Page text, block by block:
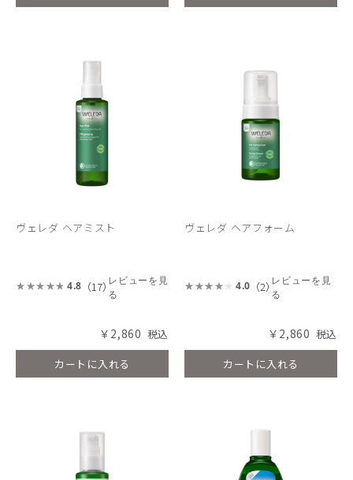
ヴェレダ ヘアミスト
4.8 （17） レビューを見
る
￥2,860
カートに入れる
ヴェレダ ヘアフォーム
4.0 （2） レビューを見
る
￥2,860
カートに入れる